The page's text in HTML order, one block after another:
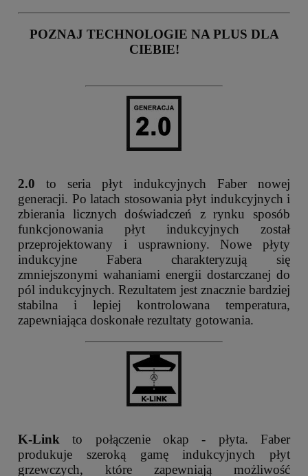
POZNAJ TECHNOLOGIE NA PLUS DLA
CIEBIE!
2.0 to seria płyt indukcyjnych Faber nowej
generacji. Po latach stosowania płyt indukcyjnych i
zbierania licznych doświadczeń z rynku sposób
funkcjonowania płyt indukcyjnych został
przeprojektowany i usprawniony. Nowe płyty
indukcyjne Fabera charakteryzują się
zmniejszonymi wahaniami energii dostarczanej do
pól indukcyjnych. Rezultatem jest znacznie bardziej
stabilna i lepiej kontrolowana temperatura,
zapewniająca doskonałe rezultaty gotowania.
K-Link to połączenie okap - płyta. Faber
produkuje szeroką gamę indukcyjnych płyt
grzewczych, które zapewniają możliwość